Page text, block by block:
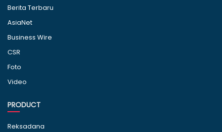
Berita Terbaru
AsiaNet
Business Wire
CSR
Foto
Video
PRODUCT
Reksadana